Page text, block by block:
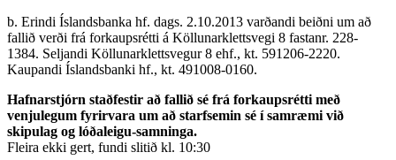
b. Erindi Íslandsbanka hf. dags. 2.10.2013 varðandi beiðni um að
fallið verði frá forkaupsrétti á Köllunarklettsvegi 8 fastanr. 228-
1384. Seljandi Köllunarklettsvegur 8 ehf., kt. 591206-2220.
Kaupandi Íslandsbanki hf., kt. 491008-0160.
Hafnarstjórn staðfestir að fallið sé frá forkaupsrétti með
venjulegum fyrirvara um að starfsemin sé í samræmi við
skipulag og lóðaleigu-samninga.
Fleira ekki gert, fundi slitið kl. 10:30